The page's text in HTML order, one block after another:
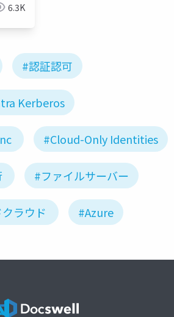
6.3K
#認証認可
Kerberos
#Cloud-Only Identities
#ファイルサーバー
ラウド #Azure